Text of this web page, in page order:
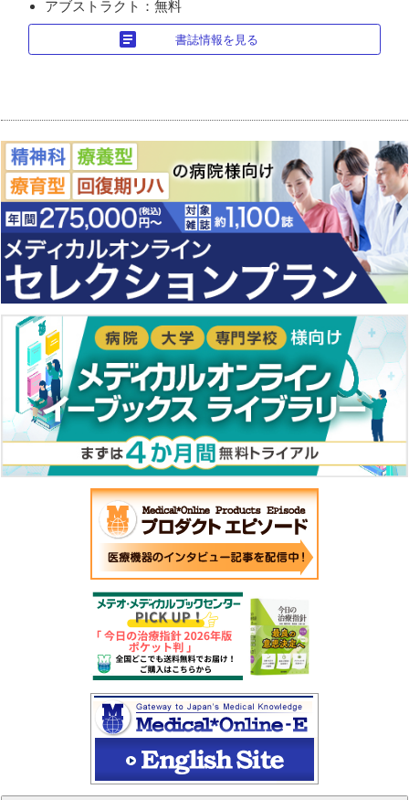
アブストラクト：無料
article 書誌情報を見る